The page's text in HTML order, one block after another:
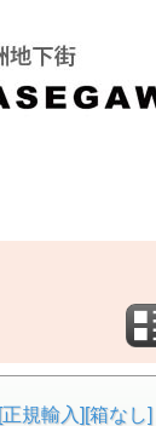
規輸入][箱なし]